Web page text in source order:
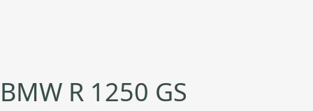
BMW R 1250 GS